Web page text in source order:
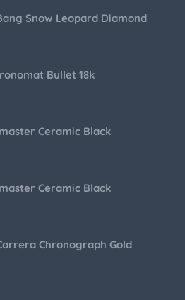
Snow Leopard Diamond
Bullet 18k
Ceramic Black
Ceramic Black
Chronograph Gold